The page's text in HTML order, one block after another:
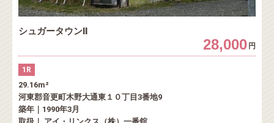
シュガータウンⅡ
28,000 円
1R
29.16m²
河東郡音更町木野大通東１０丁目3番地9
築年｜1990年3月